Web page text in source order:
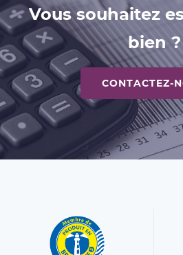
Vous souhaitez
bien ?
CONTACTEZ-